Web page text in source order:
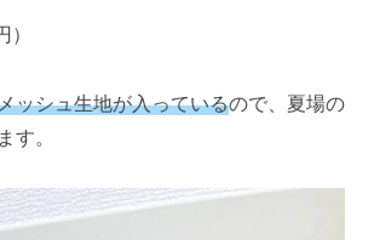
ッシュ生地が入っているので、夏場の
す。